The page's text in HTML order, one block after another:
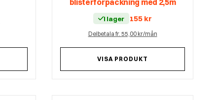
blisterförpackning med 2,5m
I lager 155 kr
Delbetala fr. 55,00 kr/mån
VISA PRODUKT